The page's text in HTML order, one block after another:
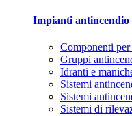
Impianti antincendio
Componenti
Gruppi
Idranti e
Sistemi
Sistemi
Sistemi di